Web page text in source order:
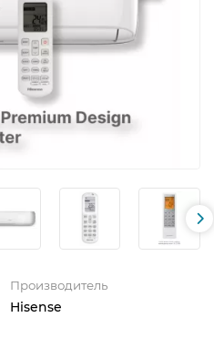
Производитель
Hisense